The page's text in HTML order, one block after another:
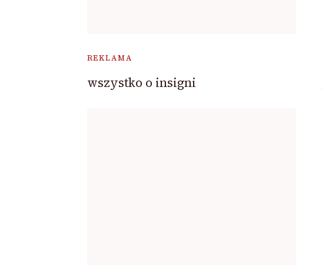
REKLAMA
wszystko o insigni